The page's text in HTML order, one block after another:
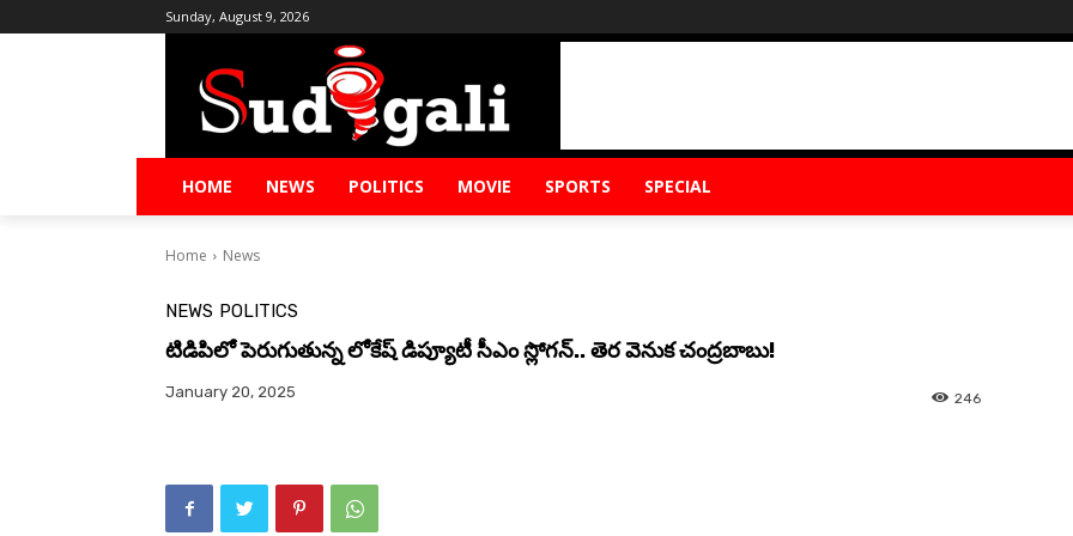
Sunday, August 9, 2026
HOME NEWS POLITICS MOVIE SPORTS SPECIAL
Home News
NEWS POLITICS
టిడిపిలో పెరుగుతున్న లోకేష్ డిప్యూటీ సీఎం స్లోగన్.. తెర వెనుక చంద్రబాబు!
January 20, 2025 246